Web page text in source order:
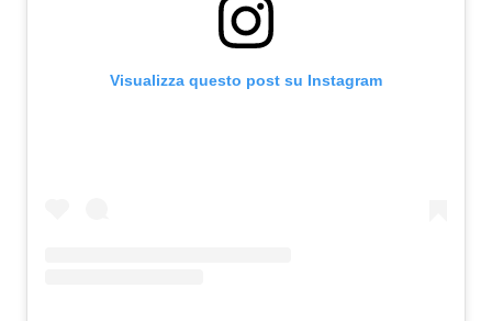
Visualizza questo post su Instagram